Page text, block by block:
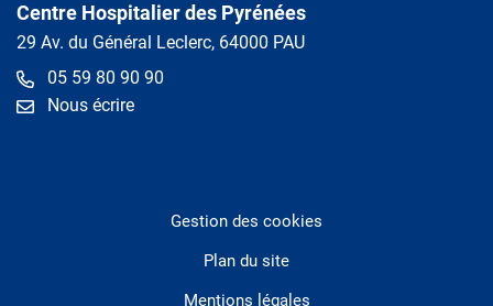
Centre Hospitalier des Pyrénées
29 Av. du Général Leclerc, 64000 PAU
05 59 80 90 90
Nous écrire
Gestion des cookies
Plan du site
Mentions légales